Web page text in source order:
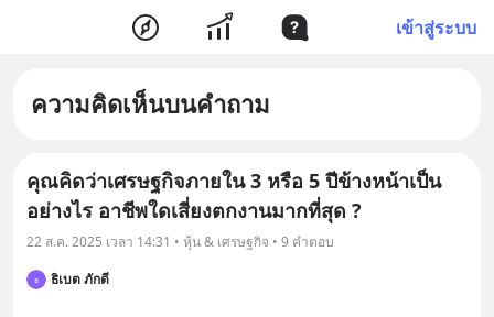
เข้าสู่ระบบ
ความคิดเห็นบนคำถาม
คุณคิดว่าเศรษฐกิจภายใน 3 หรือ 5 ปีข้างหน้าเป็น
อย่างไร อาชีพใดเสี่ยงตกงานมากที่สุด ?
22 ส.ค. 2025 เวลา 14:31 • หุ้น & เศรษฐกิจ • 9 คำตอบ
ธ ธิเบต ภักดี